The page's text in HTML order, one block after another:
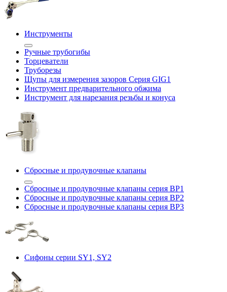
Инструменты
Ручные трубогибы
Торцеватели
Труборезы
Щупы для измерения зазоров Cерия GIG1
Инструмент предварительного обжима
Инструмент для нарезания резьбы и конуса
Сбросные и продувочные клапаны
Сбросные и продувочные клапаны серия BP1
Сбросные и продувочные клапаны серия BP2
Сбросные и продувочные клапаны серия BP3
Сифоны серии SY1, SY2